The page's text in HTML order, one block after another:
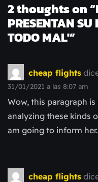
2 thoughts on “
PRESENTAN
TODO MAL'”
cheap flights
31/01/2021 a las 8:07 am
Wow, this paragraph
analyzing these kinds
am going to inform her.
cheap flights